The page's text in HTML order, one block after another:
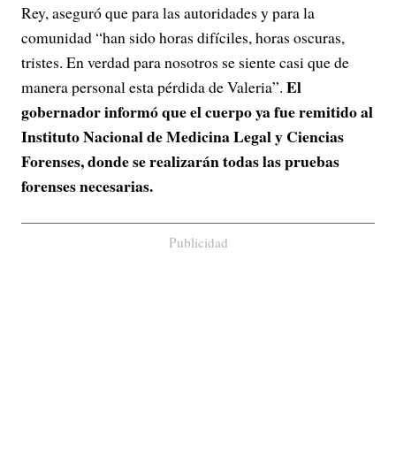
Rey, aseguró que para las autoridades y para la
comunidad “han sido horas difíciles, horas oscuras,
tristes. En verdad para nosotros se siente casi que de
manera personal esta pérdida de Valeria”. El
gobernador informó que el cuerpo ya fue remitido al
Instituto Nacional de Medicina Legal y Ciencias
Forenses, donde se realizarán todas las pruebas
forenses necesarias.
Publicidad